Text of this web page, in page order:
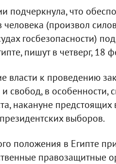
подчеркнула, что
(произвол
госбезопасности)
пишут в четверг, 18
власти к проведению
свобод, в особенности,
накануне предстоящих
выборов.
положения в Египте
правозащитные